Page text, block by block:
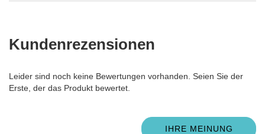
Kundenrezensionen
Leider sind noch keine Bewertungen vorhanden. Seien Sie der
Erste, der das Produkt bewertet.
IHRE MEINUNG